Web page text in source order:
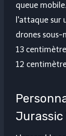
queue
l'attaque sur
drones sous-
13
12
Jurassic